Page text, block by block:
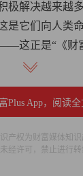
极解决越来越
是它们向人类
这正是“《财
的。
条件：
控人拥有中国国
响力在行业内领
Plus App，阅读全
产权为财富媒体知
经许可，禁止进行